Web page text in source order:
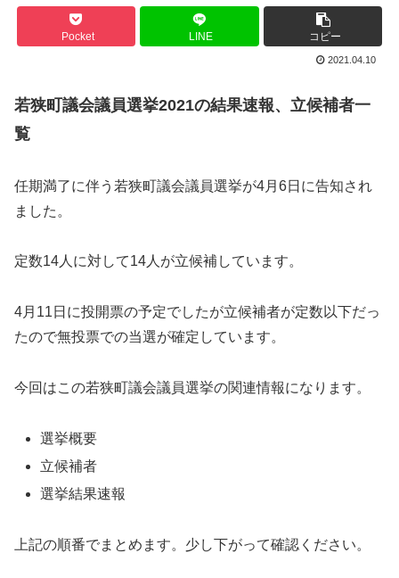
Pocket LINE コピー
2021.04.10
若狭町議会議員選挙2021の結果速報、立候補者一
覧
任期満了に伴う若狭町議会議員選挙が4月6日に告知され
ました。
定数14人に対して14人が立候補しています。
4月11日に投開票の予定でしたが立候補者が定数以下だっ
たので無投票での当選が確定しています。
今回はこの若狭町議会議員選挙の関連情報になります。
選挙概要
立候補者
選挙結果速報
上記の順番でまとめます。少し下がって確認ください。